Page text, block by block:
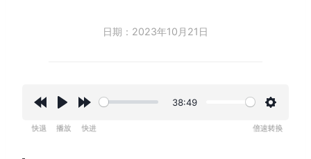
日期：2023年10月21日
38:49